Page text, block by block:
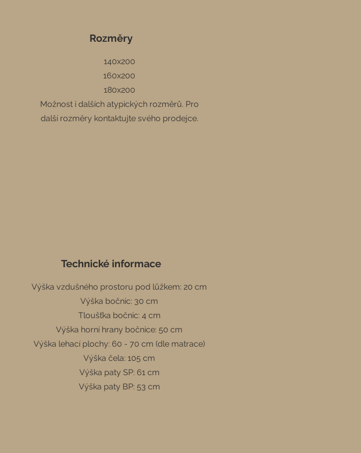
Rozměry
140x200
160x200
180x200
Možnost i dalších atypických rozměrů. Pro
další rozměry kontaktujte svého prodejce.
Technické informace
Výška vzdušného prostoru pod lůžkem: 20 cm
Výška bočnic: 30 cm
Tloušťka bočnic: 4 cm
Výška horní hrany bočnice: 50 cm
Výška lehací plochy: 60 - 70 cm (dle matrace)
Výška čela: 105 cm
Výška paty SP: 61 cm
Výška paty BP: 53 cm